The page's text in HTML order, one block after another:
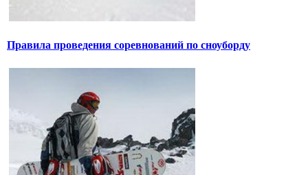
Правила проведения соревнований по сноуборду